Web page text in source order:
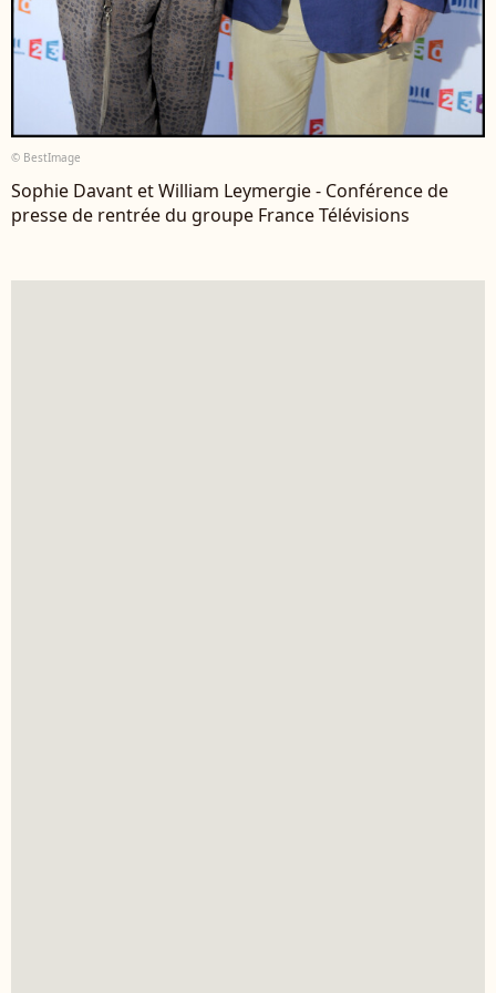
© BestImage
Sophie Davant et William Leymergie - Conférence de
presse de rentrée du groupe France Télévisions